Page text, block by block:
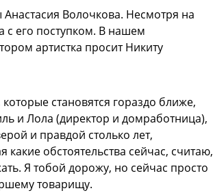
Волочкова. Несмотря на
с его поступком. В нашем
артистка просит Никиту
становятся гораздо ближе,
и Лола (директор и домработница),
и правдой столько лет,
обстоятельства сейчас, считаю,
Я тобой дорожу, но сейчас просто
товарищу.